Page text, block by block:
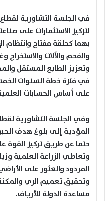
في الجلسة التشاورية
لتركيز الاستثمارات على
بهما كحلقة مفتاح وانتظام
والفحم والآلات والاستخراج
وتعزيز الطابع المستقل
في فترة خطة السنوات
على أساس الحسابات
وفي الجلسة التشاورية
المؤدية إلى بلوغ هدف
حتما عن طريق تركيز القوة
وتعاطي الزراعة العلمية
المردود والعثور على
وتحقيق تعميم الري
مساعدة الدولة للأرياف.